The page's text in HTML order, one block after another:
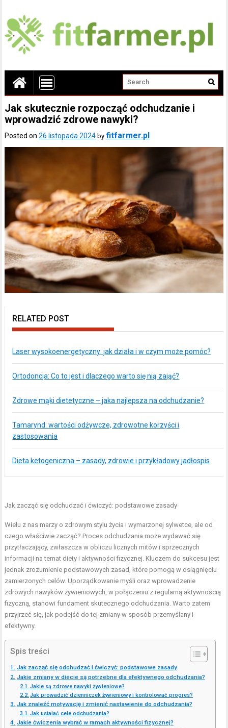
Jak skutecznie rozpocząć odchudzanie i
wprowadzić zdrowe nawyki?
Posted on26 listopada 2024 byfitfarmer.pl
RELATED POST
Laser wysokoenergetyczny: jak działa i w czym może pomóc?
Ortodoncja: Co to jest i dlaczego warto się nią zająć?
Zdrowe mąki dietetyczne – jaka najlepsza na odchudzanie?
Tamarynd: wartości odżywcze, zdrowotne korzyści i
zastosowania
Dieta ketogeniczna – zasady, zdrowie i przykładowy jadłospis
Jak zacząć się odchudzać i ćwiczyć: podstawowe zasady
Wielu z nas marzy o zdrowym stylu życia i wymarzonej sylwetce, ale od
czego właściwie zacząć? Proces odchudzania może wydawać się
przytłaczający, zwłaszcza w obliczu licznych mitów i sprzecznych
informacji na temat diety i aktywności fizycznej. Kluczem do sukcesu jest
jednak zrozumienie podstawowych zasad, które pomogą w osiągnięciu
zamierzonych celów. Uporządkowanie myśli oraz wprowadzenie
zdrowych nawyków żywieniowych, w połączeniu z regularną aktywnością
fizyczną, stanowi fundament skutecznego odchudzania. Warto zatem
przyjrzeć się, jak podejść do tej zmiany w sposób przemyślany i
efektywny.
Spis treści
Jak zacząć się odchudzać i ćwiczyć: podstawowe zasady
Jakie zmiany w diecie są potrzebne dla efektywnego odchudzania?
Jakie są zdrowe nawyki żywieniowe?
Jak prowadzić dzienniczek żywieniowy i kontrolować progres?
Jak znaleźć motywację i zmienić nastawienie do odchudzania?
Jak ustalać cele odchudzania?
Jakie ćwiczenia wybrać w ramach aktywności fizycznej?